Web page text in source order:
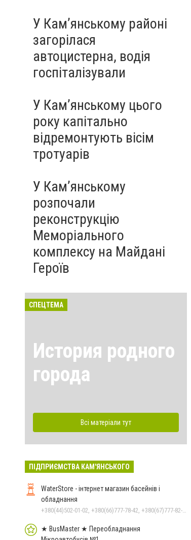
У Кам’янському районі
загорілася
автоцистерна, водія
госпіталізували
У Кам’янському цього
року капітально
відремонтують вісім
тротуарів
У Кам’янському
розпочали
реконструкцію
Меморіального
комплексу на Майдані
Героїв
СПЕЦТЕМА
История родного
города
Всі матеріали тут
ПІДПРИЄМСТВА КАМ'ЯНСЬКОГО
WaterStore - інтернет магазин басейнів і
обладнання
★ BusMaster ★ Переобладнання